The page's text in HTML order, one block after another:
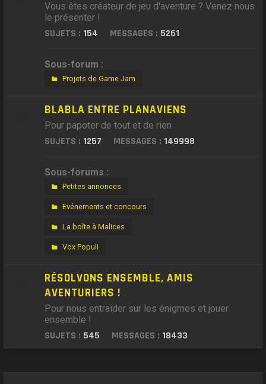
Vous êtes créateur de jeu d'aventure ? Venez nous
le présenter !
SUJETS : 154 MESSAGES : 5261
Sous-forum :
Projets de Game Jam
BLABLA ENTRE PLANAVIENS
Pour papoter de tout et de rien
SUJETS : 1257 MESSAGES : 149998
Sous-forums :
Petites annonces
Evénements et concours
La boîte à Malices
Vox Populi
RÉSOLVONS ENSEMBLE, AMIS
AVENTURIERS !
Pour nous entraider sur les énigmes et jouer
ensemble !
SUJETS : 545 MESSAGES : 18433